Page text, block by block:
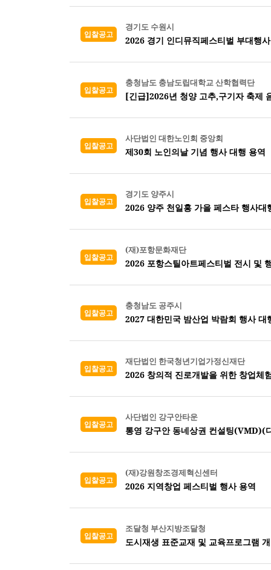
입찰공고
경기도 수원시
2026 경기 인디뮤직페스티벌 부대행
입찰공고
충청남도 충남도립대학교 산학협력단
[긴급]2026년 청양 고추,구기자 축제
입찰공고
사단법인 대한노인회 중앙회
제30회 노인의날 기념 행사 대행 용역
입찰공고
경기도 양주시
2026 양주 천일홍 가을 페스타 행사대
입찰공고
(재)포항문화재단
2026 포항스틸아트페스티벌 전시 및
입찰공고
충청남도 공주시
2027 대한민국 밤산업 박람회 행사 대
입찰공고
재단법인 한국청년기업가정신재단
2026 창의적 진로개발을 위한 창업체
입찰공고
사단법인 강구안타운
통영 강구안 동네상권 컨설팅(VMD)(
입찰공고
(재)강원창조경제혁신센터
2026 지역창업 페스티벌 행사 용역
입찰공고
조달청 부산지방조달청
도시재생 표준교재 및 교육프로그램